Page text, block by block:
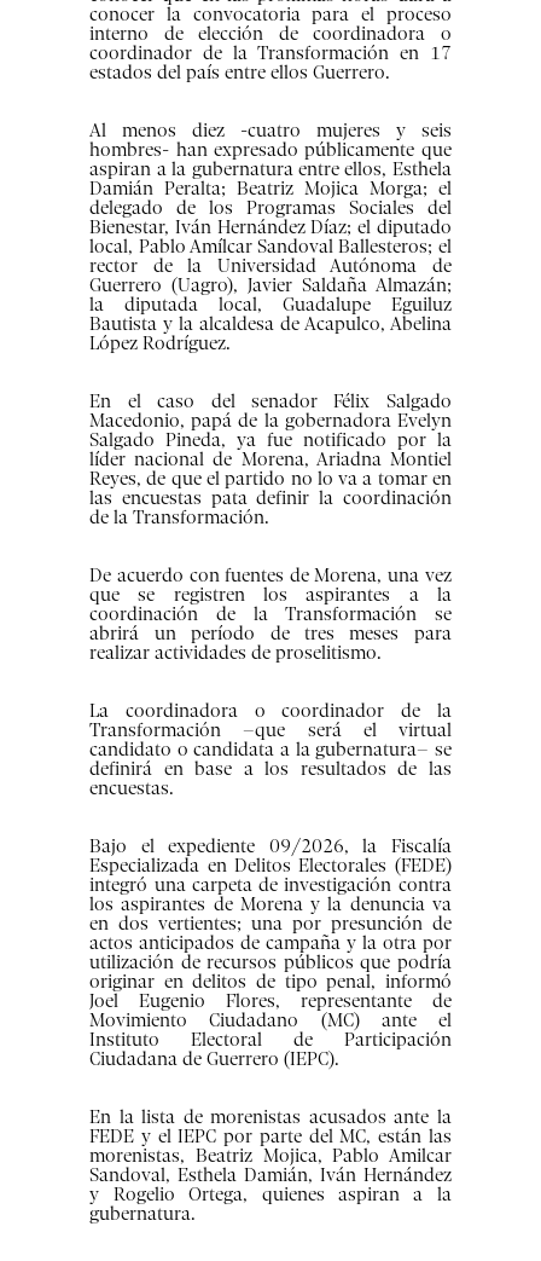
conocer la convocatoria para el proceso
interno de elección de coordinadora o
coordinador de la Transformación en 17
estados del país entre ellos Guerrero.
Al menos diez -cuatro mujeres y seis
hombres- han expresado públicamente que
aspiran a la gubernatura entre ellos, Esthela
Damián Peralta; Beatriz Mojica Morga; el
delegado de los Programas Sociales del
Bienestar, Iván Hernández Díaz; el diputado
local, Pablo Amílcar Sandoval Ballesteros; el
rector de la Universidad Autónoma de
Guerrero (Uagro), Javier Saldaña Almazán;
la diputada local, Guadalupe Eguiluz
Bautista y la alcaldesa de Acapulco, Abelina
López Rodríguez.
En el caso del senador Félix Salgado
Macedonio, papá de la gobernadora Evelyn
Salgado Pineda, ya fue notificado por la
líder nacional de Morena, Ariadna Montiel
Reyes, de que el partido no lo va a tomar en
las encuestas pata definir la coordinación
de la Transformación.
De acuerdo con fuentes de Morena, una vez
que se registren los aspirantes a la
coordinación de la Transformación se
abrirá un período de tres meses para
realizar actividades de proselitismo.
La coordinadora o coordinador de la
Transformación –que será el virtual
candidato o candidata a la gubernatura– se
definirá en base a los resultados de las
encuestas.
Bajo el expediente 09/2026, la Fiscalía
Especializada en Delitos Electorales (FEDE)
integró una carpeta de investigación contra
los aspirantes de Morena y la denuncia va
en dos vertientes; una por presunción de
actos anticipados de campaña y la otra por
utilización de recursos públicos que podría
originar en delitos de tipo penal, informó
Joel Eugenio Flores, representante de
Movimiento Ciudadano (MC) ante el
Instituto Electoral de Participación
Ciudadana de Guerrero (IEPC).
En la lista de morenistas acusados ante la
FEDE y el IEPC por parte del MC, están las
morenistas, Beatriz Mojica, Pablo Amilcar
Sandoval, Esthela Damián, Iván Hernández
y Rogelio Ortega, quienes aspiran a la
gubernatura.